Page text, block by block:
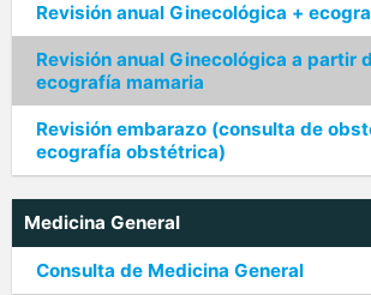
Revisión anual Ginecológica +
Revisión anual Ginecológica a partir
ecografía mamaria
Revisión embarazo (consulta de
ecografía obstétrica)
Medicina General
Consulta de Medicina General